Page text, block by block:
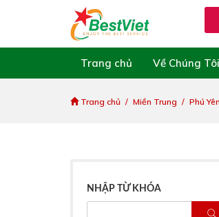
Trang chủ Về Chúng Tôi
Trang chủ Miền Trung Phú Yên
NHẬP TỪ KHÓA